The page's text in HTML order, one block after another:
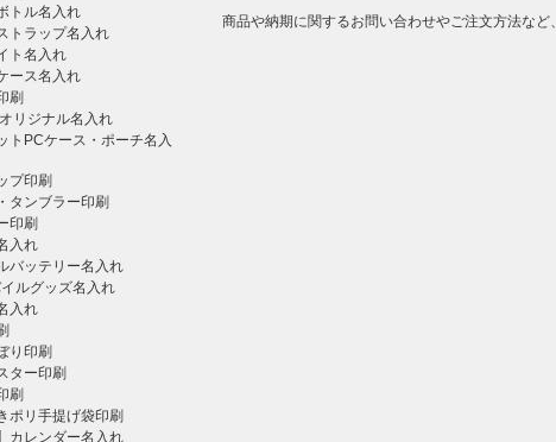
トル名入れ
トラップ名入れ
ト名入れ
ース名入れ
刷
リジナル名入れ
トPCケース・ポーチ名入
プ印刷
タンブラー印刷
印刷
入れ
バッテリー名入れ
ルグッズ名入れ
入れ
り印刷
ター印刷
刷
ポリ手提げ袋印刷
カレンダー名入れ
商品や納期に関するお問い合わせやご注文方法など